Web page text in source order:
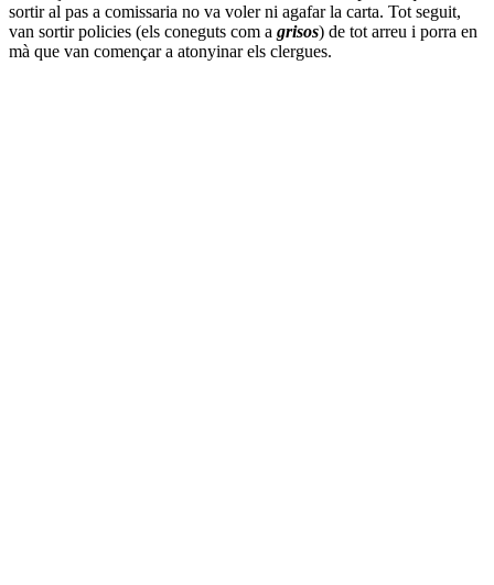
sortir al pas a comissaria no va voler ni agafar la carta. Tot seguit,
van sortir policies (els coneguts com a grisos) de tot arreu i porra en
mà que van començar a atonyinar els clergues.